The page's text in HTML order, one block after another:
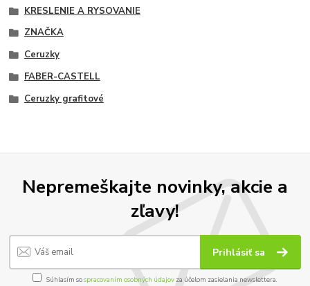
KRESLENIE A RYSOVANIE
ZNAČKA
Ceruzky
FABER-CASTELL
Ceruzky grafitové
Nepremeškajte novinky, akcie a
zľavy!
Prihlásiť sa
Súhlasím sospracovaním osobných údajov za účelom zasielania newslettera.